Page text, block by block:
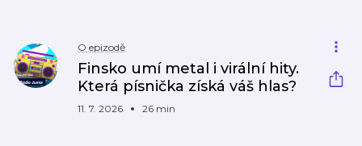
O epizodě
Finsko umí metal i virální hity.
Která písnička získá váš hlas?
11. 7. 2026 26 min